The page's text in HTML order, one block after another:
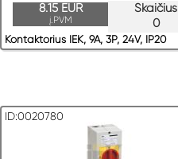
Skaičius
0
8.15 EUR
į.PVM
Kontaktorius IEK, 9A, 3P, 24V, IP20
ID:0020780